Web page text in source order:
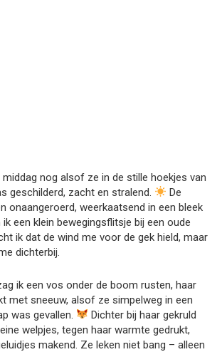
middag nog alsof ze in de stille hoekjes van
geschilderd, zacht en stralend.
De
onaangeroerd, weerkaatsend in een bleek
een klein bewegingsflitsje bij een oude
ik dat de wind me voor de gek hield, maar
dichterbij.
ik een vos onder de boom rusten, haar
met sneeuw, alsof ze simpelweg in een
was gevallen.
Dichter bij haar gekruld
welpjes, tegen haar warmte gedrukt,
makend. Ze leken niet bang – alleen